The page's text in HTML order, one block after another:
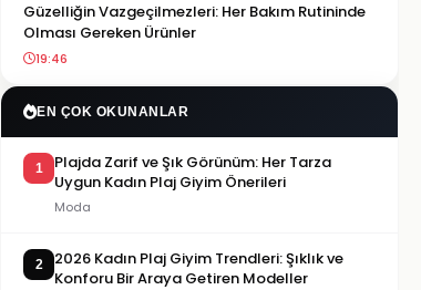
Güzelliğin Vazgeçilmezleri: Her Bakım Rutininde
Olması Gereken Ürünler
19:46
EN ÇOK OKUNANLAR
1
Plajda Zarif ve Şık Görünüm: Her Tarza
Uygun Kadın Plaj Giyim Önerileri
Moda
2
2026 Kadın Plaj Giyim Trendleri: Şıklık ve
Konforu Bir Araya Getiren Modeller